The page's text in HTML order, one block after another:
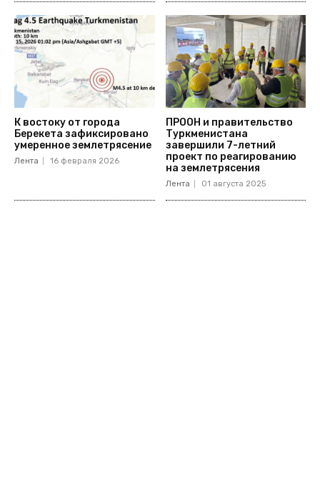
К востоку от города
Берекета зафиксировано
умеренное землетрясение
Лента 16 февраля 2026
ПРООН и правительство
Туркменистана
завершили 7-летний
проект по реагированию
на землетрясения
Лента 01 августа 2025